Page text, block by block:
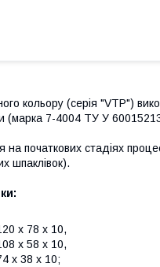
кольору (серія "VTP")
(марка 7-4004 ТУ У
на початкових стадіях
шпаклівок).
х 78 х 10,
х 58 х 10,
х 38 х 10;